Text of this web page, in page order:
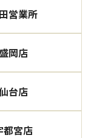
営業所
岡店
台店
都宮店